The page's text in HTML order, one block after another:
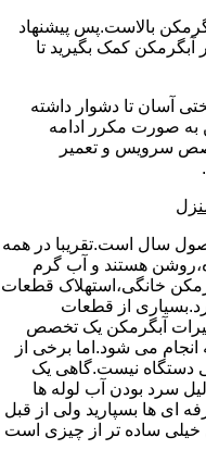
بالاست.پس پیشنهاد
کمک بگیرید تا
آسان تا دشوار داشته
به صورت مکرر ادامه
سرویس و تعمیر
سال است.تقریبا در همه
هستند و آب گرم
خانگی،استهلاک قطعات
از قطعات
آبگرمکن یک تخصص
می شود.اما برخی از
دستگاه نیست.گاهی یک
سرد بودن آب لوله ها
ای ها بسپارید ولی از قبل
ساده تر از چیزی است